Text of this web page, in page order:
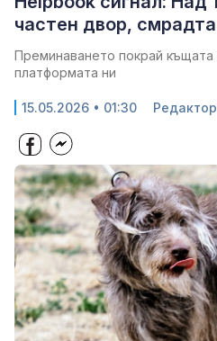
частен двор,
Преминаването покрай
платформата ни
15.05.2026 • 01:30